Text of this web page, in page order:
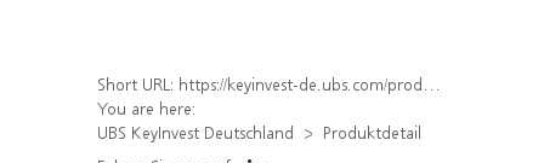
Short URL: https://keyinvest-de.ubs.com/produkt/detail/index/isin/DE000WA7GYR7
You are here:
UBS KeyInvest Deutschland
Produktdetail